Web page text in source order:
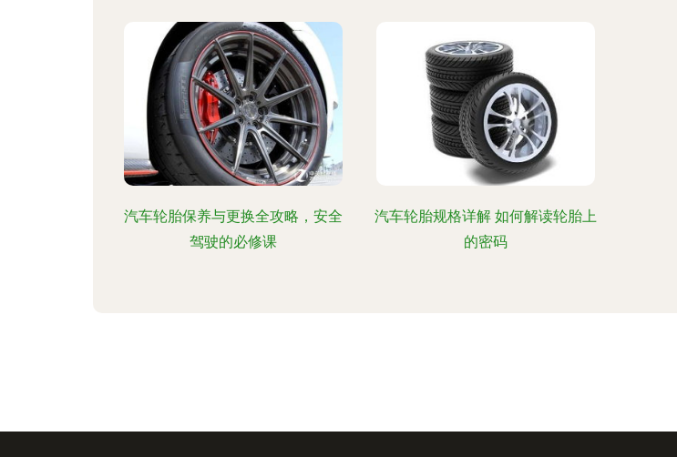
汽车轮胎保养与更换全攻略，安全
驾驶的必修课
汽车轮胎规格详解 如何解读轮胎上
的密码